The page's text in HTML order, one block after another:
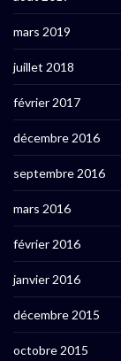
mars 2019
juillet 2018
février 2017
décembre 2016
septembre 2016
mars 2016
février 2016
janvier 2016
décembre 2015
octobre 2015